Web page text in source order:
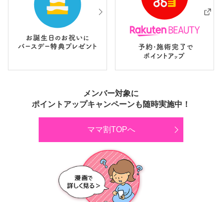
メンバー対象に
ポイントアップキャンペーンも随時実施中！
ママ割TOPへ